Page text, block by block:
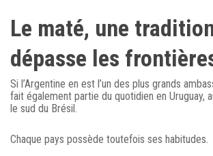
Le maté, une
dépasse les
Si l’Argentine en est l’un des plus grands
fait également partie du quotidien en Uruguay,
le sud du Brésil.
Chaque pays possède toutefois ses habitudes.